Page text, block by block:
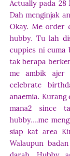
Actually pada
Dah menginjak
Okay. Me order
hubby. Tu lah
cuppies ni cuma
tak berapa
me ambik ajer
celebrate
anaemia.
mana2 since
hubby....me
siap kat area
Walaupun